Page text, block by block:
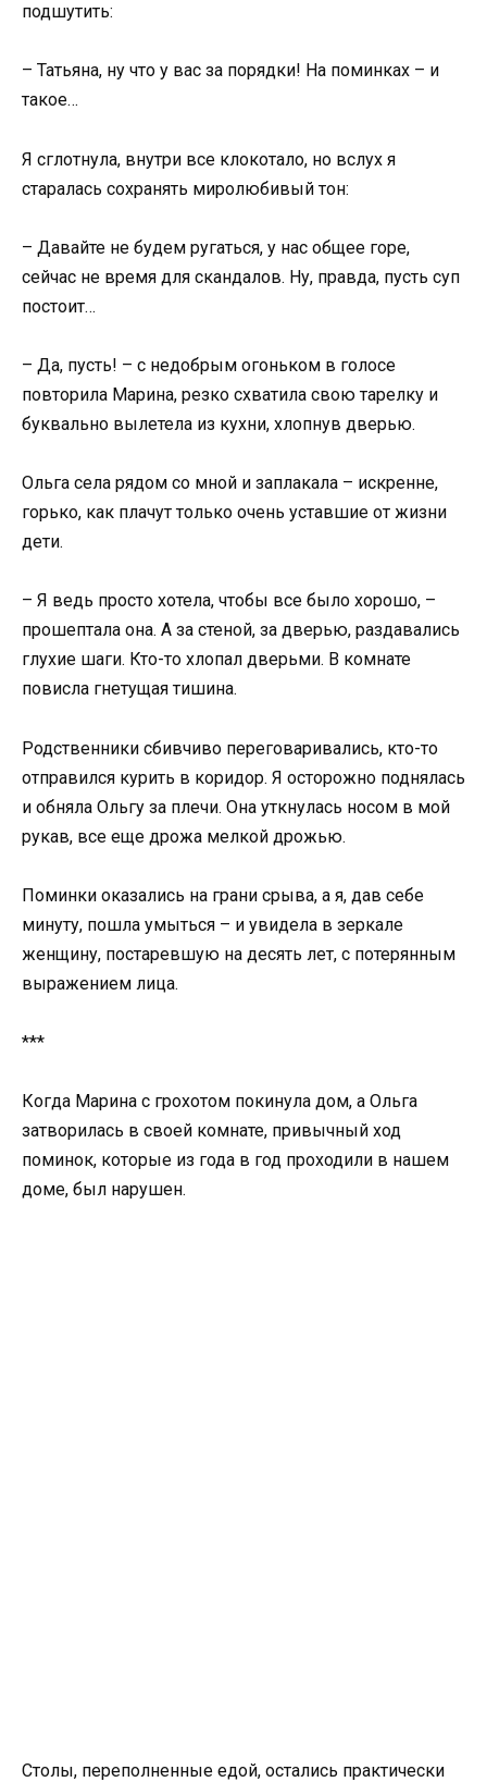
подшутить:
– Татьяна, ну что у вас за порядки! На поминках – и
такое…
Я сглотнула, внутри все клокотало, но вслух я
старалась сохранять миролюбивый тон:
– Давайте не будем ругаться, у нас общее горе,
сейчас не время для скандалов. Ну, правда, пусть суп
постоит…
– Да, пусть! – с недобрым огоньком в голосе
повторила Марина, резко схватила свою тарелку и
буквально вылетела из кухни, хлопнув дверью.
Ольга села рядом со мной и заплакала – искренне,
горько, как плачут только очень уставшие от жизни
дети.
– Я ведь просто хотела, чтобы все было хорошо, –
прошептала она. А за стеной, за дверью, раздавались
глухие шаги. Кто-то хлопал дверьми. В комнате
повисла гнетущая тишина.
Родственники сбивчиво переговаривались, кто-то
отправился курить в коридор. Я осторожно поднялась
и обняла Ольгу за плечи. Она уткнулась носом в мой
рукав, все еще дрожа мелкой дрожью.
Поминки оказались на грани срыва, а я, дав себе
минуту, пошла умыться – и увидела в зеркале
женщину, постаревшую на десять лет, с потерянным
выражением лица.
***
Когда Марина с грохотом покинула дом, а Ольга
затворилась в своей комнате, привычный ход
поминок, которые из года в год проходили в нашем
доме, был нарушен.
Столы, переполненные едой, остались практически